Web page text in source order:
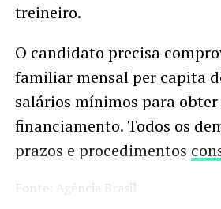
treineiro.
O candidato precisa
familiar mensal per capita
salários mínimos para obter
financiamento. Todos os
prazos e procedimentos
Fonte: Agência Brasil